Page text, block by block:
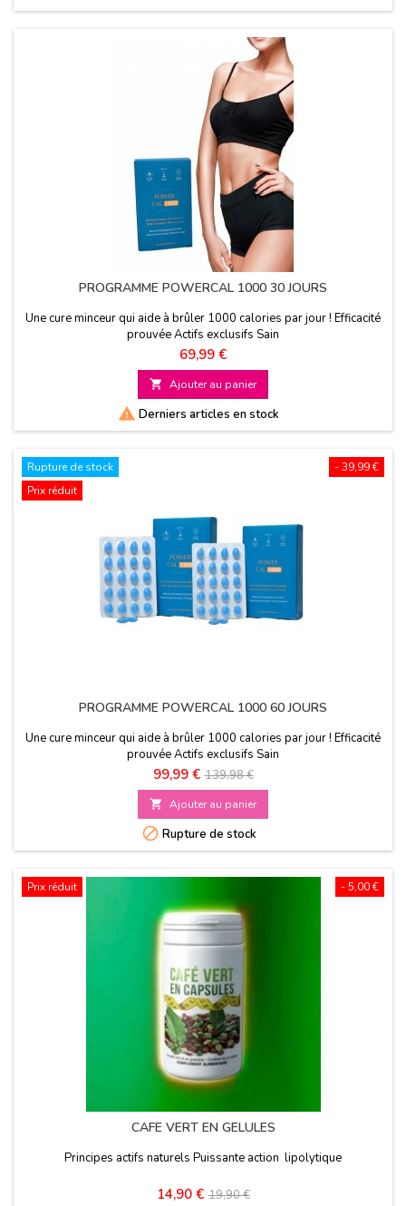
PROGRAMME POWERCAL 1000 30 JOURS
Une cure minceur qui aide à brûler 1000 calories par jour ! Efficacité
prouvée Actifs exclusifs Sain
Prix
69,99 €
 Ajouter au panier
 Derniers articles en stock
- 39,99 €
Rupture de stock
Prix réduit
PROGRAMME POWERCAL 1000 60 JOURS
Une cure minceur qui aide à brûler 1000 calories par jour ! Efficacité
prouvée Actifs exclusifs Sain
Prix
99,99 € Prix
de
base
139,98 €
 Ajouter au panier
 Rupture de stock
- 5,00 €
Prix réduit
CAFE VERT EN GELULES
Principes actifs naturels Puissante action lipolytique
Prix
14,90 € Prix
19,90 €